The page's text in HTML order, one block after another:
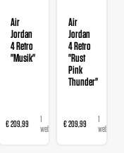
Air
Jordan
4 Retro
"Musik"
€ 209,99
1
webshop
Air
Jordan
4 Retro
"Rust
Pink
Thunder"
€ 209,99
1
webshop